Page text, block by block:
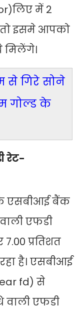
में 2
इसमे आपको
मिलेंगे।
से गिरे सोने
गोल्ड के
रेट-
एसबीआई बैंक
एफडी
प्रतिशत
है। एसबीआई
fd) से
वाली एफडी